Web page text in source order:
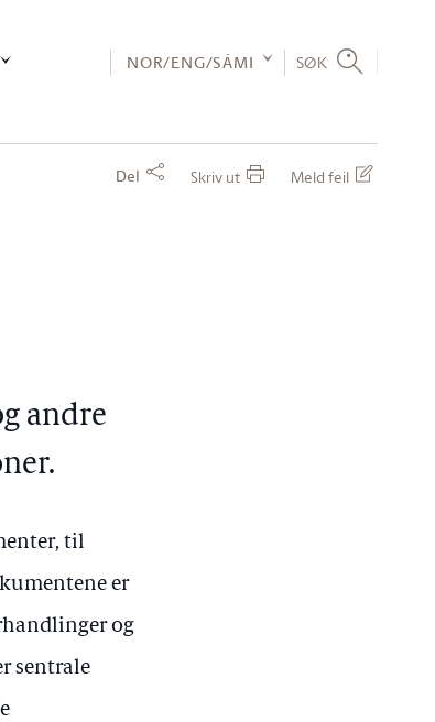
NOR/ENG/SÁMI SØK
Del Skriv ut Meld feil
andre
til
er
og
sentrale